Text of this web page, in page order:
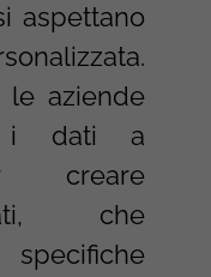
aspettano
le aziende
i dati a
creare
che